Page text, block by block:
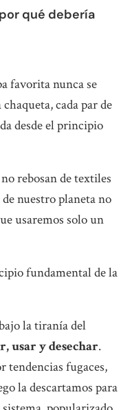
qué debería
favorita nunca se
cada par de
desde el principio
rebosan de textiles
nuestro planeta no
usaremos solo un
fundamental de la
la tiranía del
usar y desechar.
tendencias fugaces,
la descartamos para